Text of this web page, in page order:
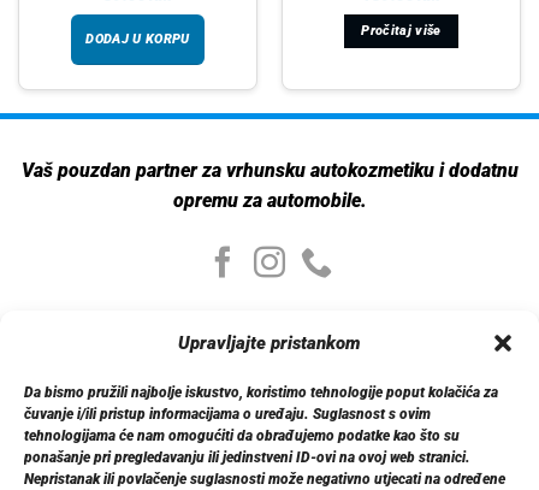
Upravljajte pristankom
Da bismo pružili najbolje iskustvo, koristimo tehnologije poput kolačića za
čuvanje i/ili pristup informacijama o uređaju. Suglasnost s ovim
tehnologijama će nam omogućiti da obrađujemo podatke kao što su
ponašanje pri pregledavanju ili jedinstveni ID-ovi na ovoj web stranici.
Nepristanak ili povlačenje suglasnosti može negativno utjecati na određene
DODAJ U KORPU
Pročitaj više
Vaš pouzdan partner za vrhunsku autokozmetiku i dodatnu
opremu za automobile.
Moj nalog
Moj nalog
Moje narudžbe
Detalji računa
Log out
Informacije